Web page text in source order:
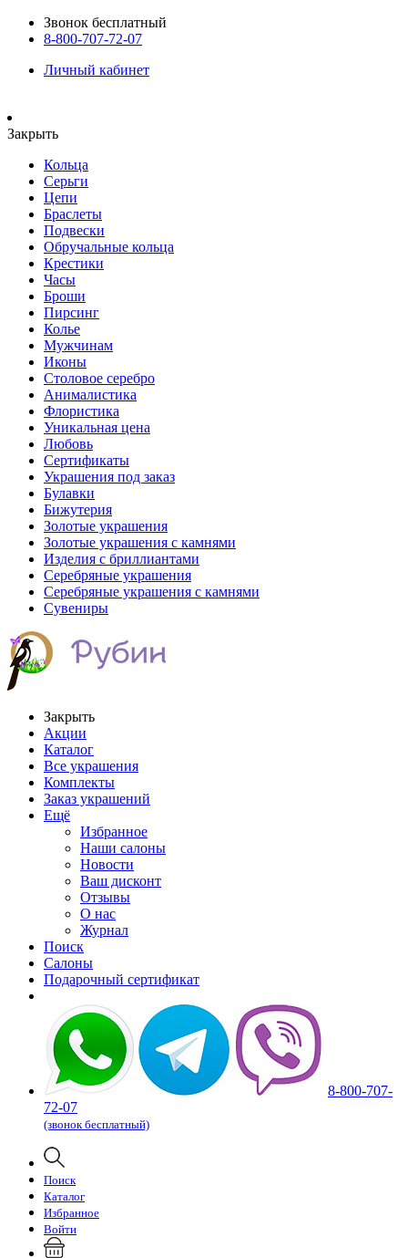
Звонок бесплатный
8-800-707-72-07
Личный кабинет
Закрыть
Кольца
Серьги
Цепи
Браслеты
Подвески
Обручальные кольца
Крестики
Часы
Броши
Пирсинг
Колье
Мужчинам
Иконы
Столовое серебро
Анималистика
Флористика
Уникальная цена
Любовь
Сертификаты
Украшения под заказ
Булавки
Бижутерия
Золотые украшения
Золотые украшения с камнями
Изделия с бриллиантами
Серебряные украшения
Серебряные украшения с камнями
Сувениры
Закрыть
Акции
Каталог
Все украшения
Комплекты
Заказ украшений
Ещё
Избранное
Наши салоны
Новости
Ваш дисконт
Отзывы
О нас
Журнал
Поиск
Салоны
Подарочный сертификат
8-800-707-
72-07
(звонок бесплатный)
Поиск
Каталог
Избранное
Войти